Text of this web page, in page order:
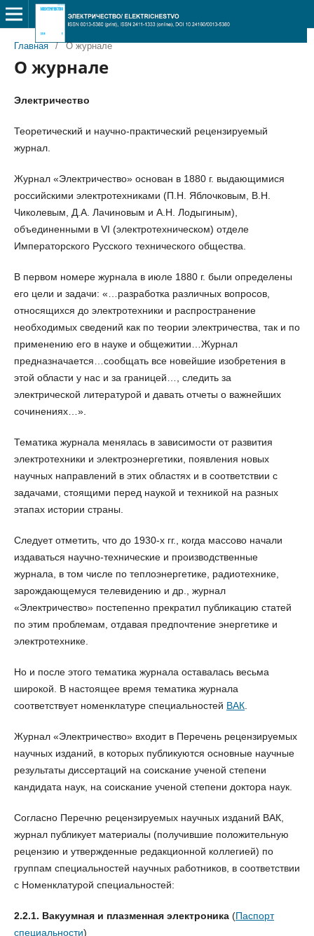
Главная / О журнале
О журнале
Электричество
Теоретический и научно-практический рецензируемый
журнал.
Журнал «Электричество» основан в 1880 г. выдающимися
российскими электротехниками (П.Н. Яблочковым, В.Н.
Чиколевым, Д.А. Лачиновым и А.Н. Лодыгиным),
объединенными в VI (электротехническом) отделе
Императорского Русского технического общества.
В первом номере журнала в июле 1880 г. были определены
его цели и задачи: «…разработка различных вопросов,
относящихся до электротехники и распространение
необходимых сведений как по теории электричества, так и по
применению его в науке и общежитии…Журнал
предназначается…сообщать все новейшие изобретения в
этой области у нас и за границей…, следить за
электрической литературой и давать отчеты о важнейших
сочинениях…».
Тематика журнала менялась в зависимости от развития
электротехники и электроэнергетики, появления новых
научных направлений в этих областях и в соответствии с
задачами, стоящими перед наукой и техникой на разных
этапах истории страны.
Следует отметить, что до 1930-х гг., когда массово начали
издаваться научно-технические и производственные
журнала, в том числе по теплоэнергетике, радиотехнике,
зарождающемуся телевидению и др., журнал
«Электричество» постепенно прекратил публикацию статей
по этим проблемам, отдавая предпочтение энергетике и
электротехнике.
Но и после этого тематика журнала оставалась весьма
широкой. В настоящее время тематика журнала
соответствует номенклатуре специальностей ВАК.
Журнал «Электричество» входит в Перечень рецензируемых
научных изданий, в которых публикуются основные научные
результаты диссертаций на соискание ученой степени
кандидата наук, на соискание ученой степени доктора наук.
Согласно Перечню рецензируемых научных изданий ВАК,
журнал публикует материалы (получившие положительную
рецензию и утвержденные редакционной коллегией) по
группам специальностей научных работников, в соответствии
с Номенклатурой специальностей:
2.2.1. Вакуумная и плазменная электроника (Паспорт
специальности)